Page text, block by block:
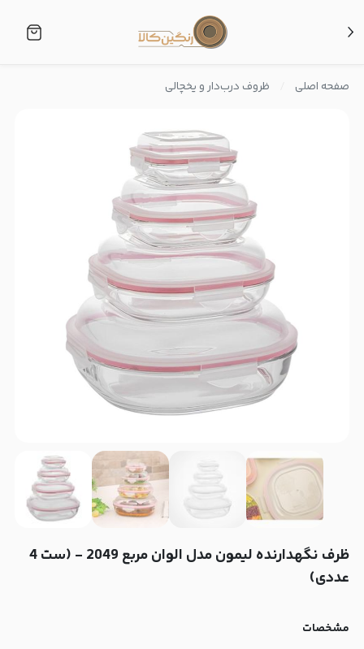
صفحه اصلی ظروف درب‌دار و یخچالی
‫ظرف نگهدارنده لیمون مدل الوان مربع 2049 - (ست 4
عددی)
مشخصات